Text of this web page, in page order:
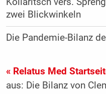
zwei Blickwinkeln
Die Pandemie-Bilanz
« Relatus Med
aus: Die Bilanz von